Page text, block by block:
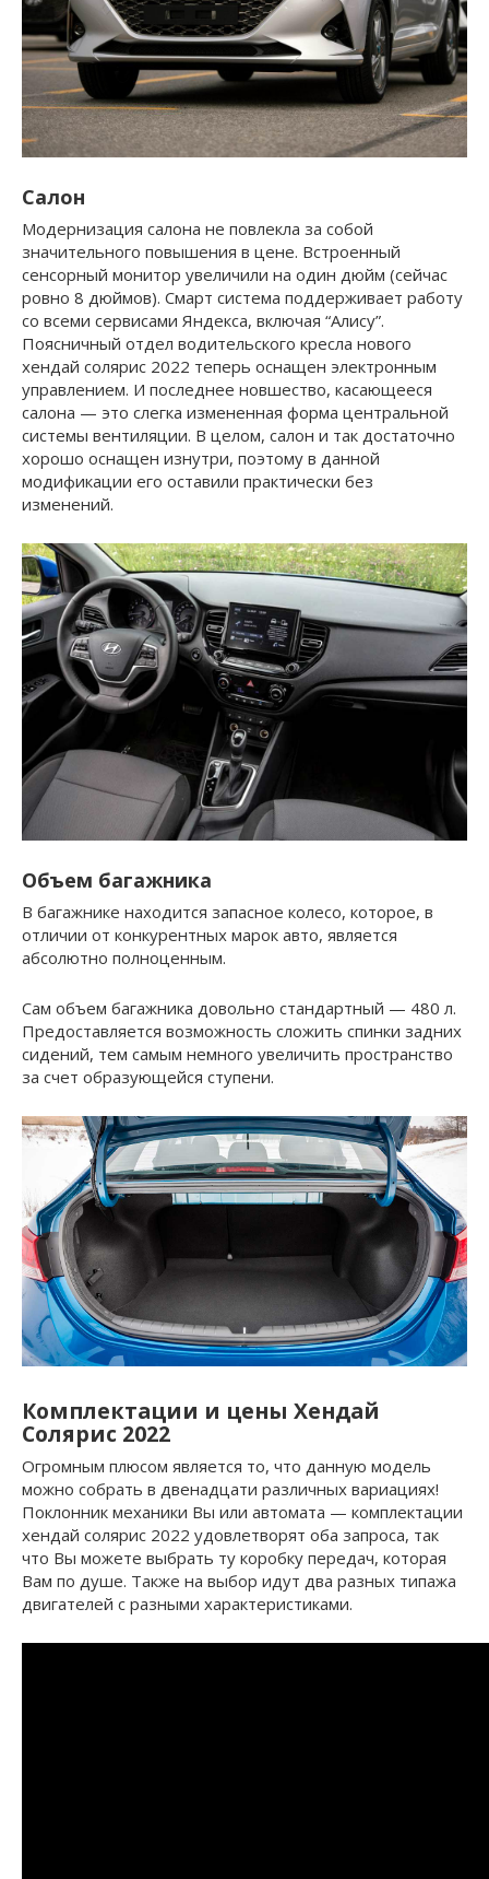
Салон
Модернизация салона не повлекла за собой
значительного повышения в цене. Встроенный
сенсорный монитор увеличили на один дюйм (сейчас
ровно 8 дюймов). Смарт система поддерживает работу
со всеми сервисами Яндекса, включая “Алису”.
Поясничный отдел водительского кресла нового
хендай солярис 2022 теперь оснащен электронным
управлением. И последнее новшество, касающееся
салона — это слегка измененная форма центральной
системы вентиляции. В целом, салон и так достаточно
хорошо оснащен изнутри, поэтому в данной
модификации его оставили практически без
изменений.
Объем багажника
В багажнике находится запасное колесо, которое, в
отличии от конкурентных марок авто, является
абсолютно полноценным.
Сам объем багажника довольно стандартный — 480 л.
Предоставляется возможность сложить спинки задних
сидений, тем самым немного увеличить пространство
за счет образующейся ступени.
Комплектации и цены Хендай
Солярис 2022
Огромным плюсом является то, что данную модель
можно собрать в двенадцати различных вариациях!
Поклонник механики Вы или автомата — комплектации
хендай солярис 2022 удовлетворят оба запроса, так
что Вы можете выбрать ту коробку передач, которая
Вам по душе. Также на выбор идут два разных типажа
двигателей с разными характеристиками.